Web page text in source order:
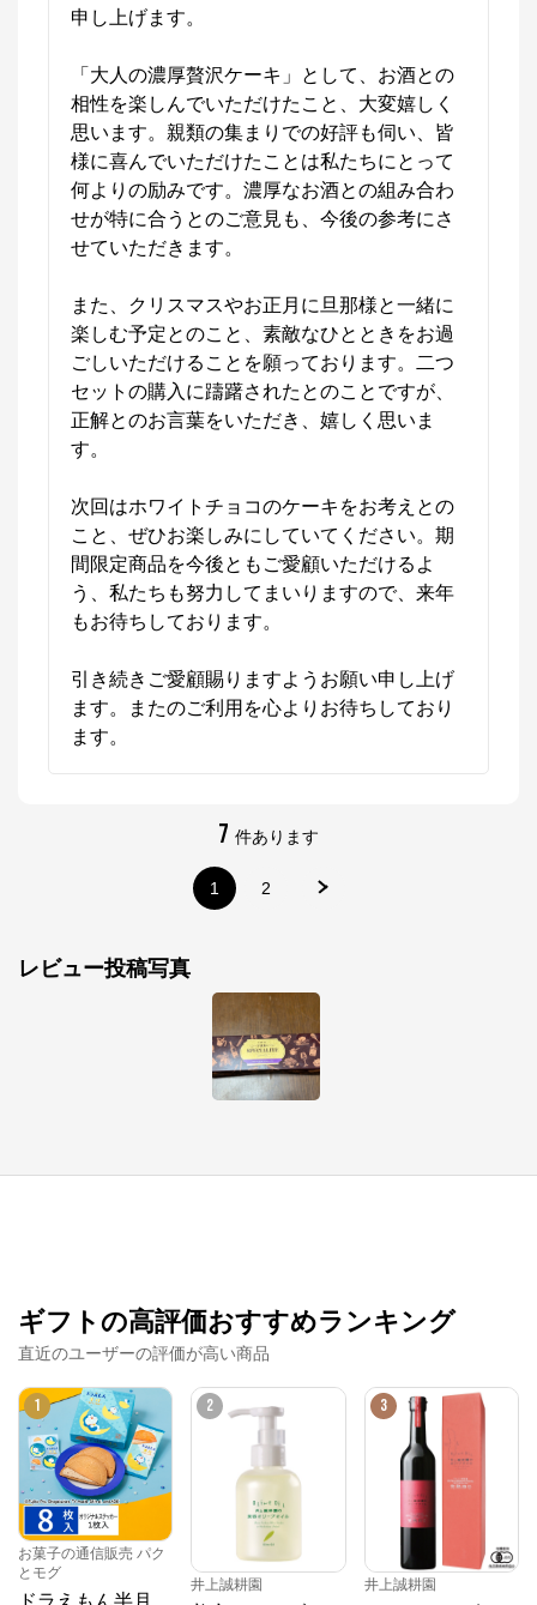
申し上げます。
「大人の濃厚贅沢ケーキ」として、お酒との
相性を楽しんでいただけたこと、大変嬉しく
思います。親類の集まりでの好評も伺い、皆
様に喜んでいただけたことは私たちにとって
何よりの励みです。濃厚なお酒との組み合わ
せが特に合うとのご意見も、今後の参考にさ
せていただきます。
また、クリスマスやお正月に旦那様と一緒に
楽しむ予定とのこと、素敵なひとときをお過
ごしいただけることを願っております。二つ
セットの購入に躊躇されたとのことですが、
正解とのお言葉をいただき、嬉しく思いま
す。
次回はホワイトチョコのケーキをお考えとの
こと、ぜひお楽しみにしていてください。期
間限定商品を今後ともご愛顧いただけるよ
う、私たちも努力してまいりますので、来年
もお待ちしております。
引き続きご愛顧賜りますようお願い申し上げ
ます。またのご利用を心よりお待ちしており
ます。
7 件あります
1 2
レビュー投稿写真
ギフトの高評価おすすめランキング
直近のユーザーの評価が高い商品
1
お菓子の通信販売 パク
とモグ
2
井上誠耕園
3
井上誠耕園
LOTTE GROUP公式オンラインモール
公式ECサイト
※外部サイトが開きます
LOTTE GROUP公式オンラインモール
お口の恋人ロッテが運営する公式オンラインモールで
す。お菓子・アイスだけでは無く、HMBコーラゲン
『美楽』や関連会社のメリー・コージーコーナーの商
品も取り揃えております。皆さまのご来店お待ちして
おります。